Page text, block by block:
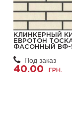
КЛИНКЕРНЫЙ
ЕВРОТОН
ФАСОННЫЙ ВФ-
Под заказ
40.00 ГРН.